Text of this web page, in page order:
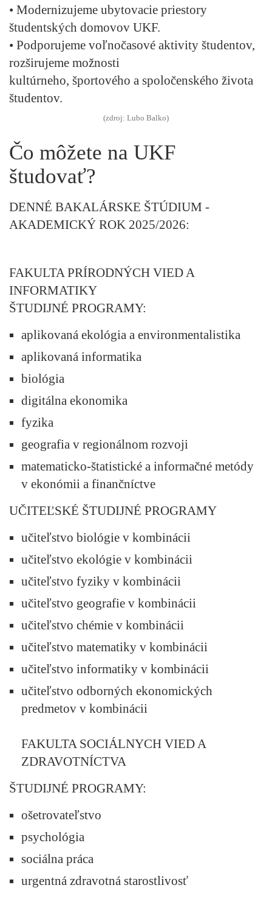
• Modernizujeme ubytovacie priestory
študentských domovov UKF.
• Podporujeme voľnočasové aktivity študentov,
rozširujeme možnosti
kultúrneho, športového a spoločenského života
študentov.
(zdroj: Lubo Balko)
Čo môžete na UKF
študovať?
DENNÉ BAKALÁRSKE ŠTÚDIUM -
AKADEMICKÝ ROK 2025/2026:
FAKULTA PRÍRODNÝCH VIED A
INFORMATIKY
ŠTUDIJNÉ PROGRAMY:
aplikovaná ekológia a environmentalistika
aplikovaná informatika
biológia
digitálna ekonomika
fyzika
geografia v regionálnom rozvoji
matematicko-štatistické a informačné metódy
v ekonómii a finančníctve
UČITEĽSKÉ ŠTUDIJNÉ PROGRAMY
učiteľstvo biológie v kombinácii
učiteľstvo ekológie v kombinácii
učiteľstvo fyziky v kombinácii
učiteľstvo geografie v kombinácii
učiteľstvo chémie v kombinácii
učiteľstvo matematiky v kombinácii
učiteľstvo informatiky v kombinácii
učiteľstvo odborných ekonomických
predmetov v kombinácii
FAKULTA SOCIÁLNYCH VIED A
ZDRAVOTNÍCTVA
ŠTUDIJNÉ PROGRAMY:
ošetrovateľstvo
psychológia
sociálna práca
urgentná zdravotná starostlivosť